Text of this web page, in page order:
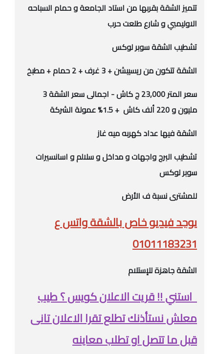
تتميز الشقة بقربها من استاد الجامعة و حمام السباحه
الاوليمبي و شارع طلعت حرب
تشطيب الشقة سوبر لوكس
الشقة تتكون من ريسيبشن + 3 غرف + 2 حمام + مطبخ
سعر المتر 23,000 ج كاش - اجمالى سعر الشقة 3
مليون و 220 ألف كاش + 1.5% عمولة الشركة
الشقة فيها عداد كهربه ميه غاز
تشطيب البرج واجهات و مداخل و سلالم و اسانسيرات
سوبر لوكس
للمشترى نسبة ف الأرض
يوجد فيديو خاص بالشقة واتس ع
01011183231
الشقة جاهزة للإستلام
استني !! قريت الاعلان كويس ؟ طيب
معلش نستأذنك تطلع تقرا الاعلان تانى
قبل ما تتصل او تطلب معاينه